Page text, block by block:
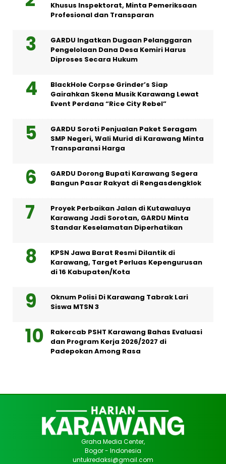
Khusus Inspektorat, Minta Pemeriksaan
Profesional dan Transparan
GARDU Ingatkan Dugaan Pelanggaran
Pengelolaan Dana Desa Kemiri Harus
Diproses Secara Hukum
BlackHole Corpse Grinder’s Siap
Gairahkan Skena Musik Karawang Lewat
Event Perdana “Rice City Rebel”
GARDU Soroti Penjualan Paket Seragam
SMP Negeri, Wali Murid di Karawang Minta
Transparansi Harga
GARDU Dorong Bupati Karawang Segera
Bangun Pasar Rakyat di Rengasdengklok
Proyek Perbaikan Jalan di Kutawaluya
Karawang Jadi Sorotan, GARDU Minta
Standar Keselamatan Diperhatikan
KPSN Jawa Barat Resmi Dilantik di
Karawang, Target Perluas Kepengurusan
di 16 Kabupaten/Kota
Oknum Polisi Di Karawang Tabrak Lari
Siswa MTSN 3
Rakercab PSHT Karawang Bahas Evaluasi
dan Program Kerja 2026/2027 di
Padepokan Among Rasa
Graha Media Center,
Bogor - Indonesia
untukredaksi@gmail.com